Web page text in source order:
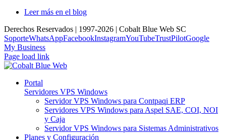
Leer más en el blog
Derechos Reservados | 1997-2026 | Cobalt Blue Web SC
SoporteWhatsAppFacebookInstagramYouTubeTrustPilotGoogle
My Business
Page load link
Portal
Servidores VPS Windows
Servidor VPS Windows para Contpaqi ERP
Servidores VPS Windows para Aspel SAE, COI, NOI
y Caja
Servidor VPS Windows para Sistemas Administrativos
Planes y Configuración